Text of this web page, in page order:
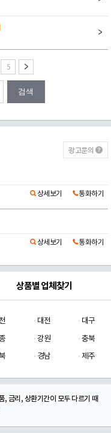
5
검색
광고문의
상세보기 통화하기
상세보기 통화하기
상품별 업체찾기
대전
대구
강원
충북
경남 제주
, 금리, 상환기간이 모두 다르기 때